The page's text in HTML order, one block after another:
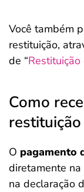
Você também
restituição,
de “Restituição
Como
restituição
O pagamento
diretamente
na declaração